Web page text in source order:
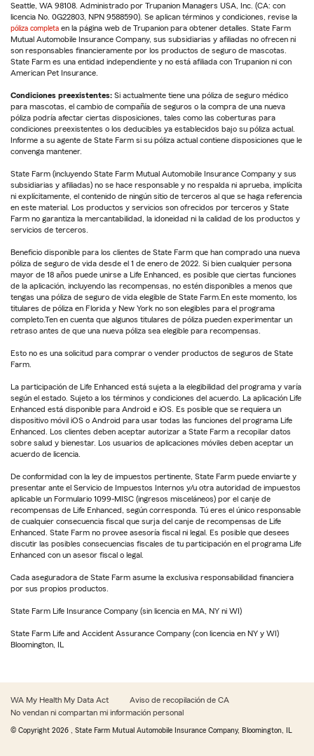
Seattle, WA 98108. Administrado por Trupanion Managers USA, Inc. (CA: con
licencia No. 0G22803, NPN 9588590). Se aplican términos y condiciones, revise la
póliza completa en la página web de Trupanion para obtener detalles. State Farm
Mutual Automobile Insurance Company, sus subsidiarias y afiliadas no ofrecen ni
son responsables financieramente por los productos de seguro de mascotas.
State Farm es una entidad independiente y no está afiliada con Trupanion ni con
American Pet Insurance.
Condiciones preexistentes: Si actualmente tiene una póliza de seguro médico
para mascotas, el cambio de compañía de seguros o la compra de una nueva
póliza podría afectar ciertas disposiciones, tales como las coberturas para
condiciones preexistentes o los deducibles ya establecidos bajo su póliza actual.
Informe a su agente de State Farm si su póliza actual contiene disposiciones que le
convenga mantener.
State Farm (incluyendo State Farm Mutual Automobile Insurance Company y sus
subsidiarias y afiliadas) no se hace responsable y no respalda ni aprueba, implícita
ni explícitamente, el contenido de ningún sitio de terceros al que se haga referencia
en este material. Los productos y servicios son ofrecidos por terceros y State
Farm no garantiza la mercantabilidad, la idoneidad ni la calidad de los productos y
servicios de terceros.
Beneficio disponible para los clientes de State Farm que han comprado una nueva
póliza de seguro de vida desde el 1 de enero de 2022. Si bien cualquier persona
mayor de 18 años puede unirse a Life Enhanced, es posible que ciertas funciones
de la aplicación, incluyendo las recompensas, no estén disponibles a menos que
tengas una póliza de seguro de vida elegible de State Farm.En este momento, los
titulares de póliza en Florida y New York no son elegibles para el programa
completo.Ten en cuenta que algunos titulares de póliza pueden experimentar un
retraso antes de que una nueva póliza sea elegible para recompensas.
Esto no es una solicitud para comprar o vender productos de seguros de State
Farm.
La participación de Life Enhanced está sujeta a la elegibilidad del programa y varía
según el estado. Sujeto a los términos y condiciones del acuerdo. La aplicación Life
Enhanced está disponible para Android e iOS. Es posible que se requiera un
dispositivo móvil iOS o Android para usar todas las funciones del programa Life
Enhanced. Los clientes deben aceptar autorizar a State Farm a recopilar datos
sobre salud y bienestar. Los usuarios de aplicaciones móviles deben aceptar un
acuerdo de licencia.
De conformidad con la ley de impuestos pertinente, State Farm puede enviarte y
presentar ante el Servicio de Impuestos Internos y/u otra autoridad de impuestos
aplicable un Formulario 1099-MISC (ingresos misceláneos) por el canje de
recompensas de Life Enhanced, según corresponda. Tú eres el único responsable
de cualquier consecuencia fiscal que surja del canje de recompensas de Life
Enhanced. State Farm no provee asesoría fiscal ni legal. Es posible que desees
discutir las posibles consecuencias fiscales de tu participación en el programa Life
Enhanced con un asesor fiscal o legal.
Cada aseguradora de State Farm asume la exclusiva responsabilidad financiera
por sus propios productos.
State Farm Life Insurance Company (sin licencia en MA, NY ni WI)
State Farm Life and Accident Assurance Company (con licencia en NY y WI)
Bloomington, IL
WA My Health My Data Act
Aviso de recopilación de CA
No vendan ni compartan mi información personal
© Copyright 2026 , State Farm Mutual Automobile Insurance Company, Bloomington, IL